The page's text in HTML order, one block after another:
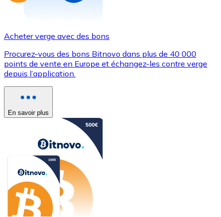
Acheter verge avec des bons
Procurez-vous des bons Bitnovo dans plus de 40 000
points de vente en Europe et échangez-les contre verge
depuis l’application.
En savoir plus